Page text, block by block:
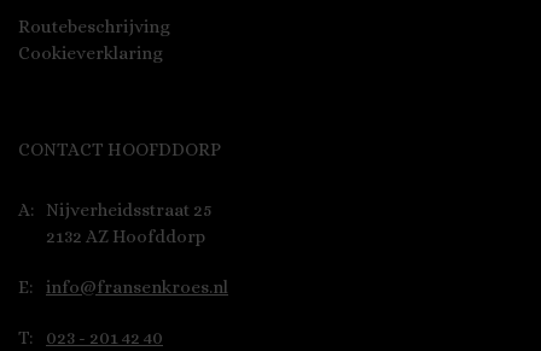
Routebeschrijving
Cookieverklaring
CONTACT HOOFDDORP
A:
Nijverheidsstraat 25
2132 AZ Hoofddorp
E: info@fransenkroes.nl
T:
023 - 201 42 40